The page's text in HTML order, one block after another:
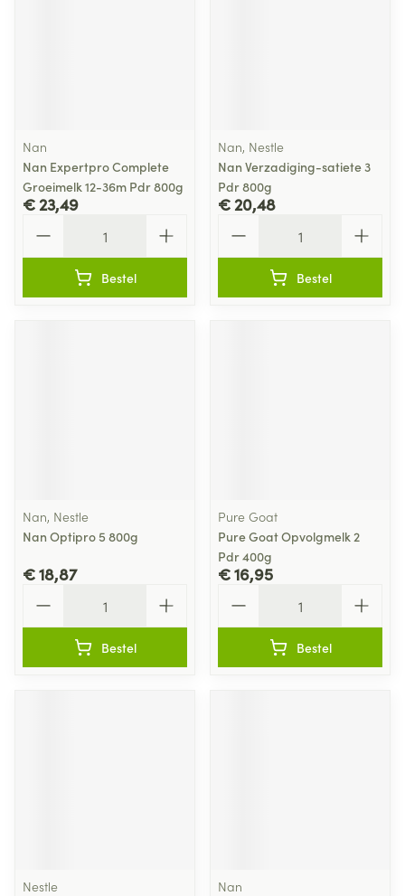
Nan
Nan Expertpro Complete
Groeimelk 12-36m Pdr 800g
€ 23,49
Bestel
Nan, Nestle
Nan Verzadiging-satiete 3
Pdr 800g
€ 20,48
Bestel
Nan, Nestle
Nan Optipro 5 800g
€ 18,87
Bestel
Pure Goat
Pure Goat Opvolgmelk 2
Pdr 400g
€ 16,95
Bestel
Nestle
Nan